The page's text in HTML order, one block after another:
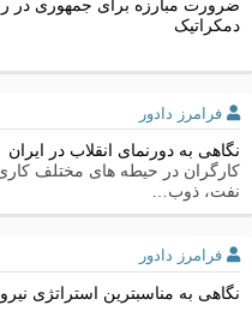
ضرورت مبارزه برای جمهوری در
دمکراتیک
فرامرز دادور
نگاهی به دورنمای انقلاب در ایران
کارگران در حیطه های مختلف
نفت، ذوب…
فرامرز دادور
نگاهی به مناسبترین استراتژی